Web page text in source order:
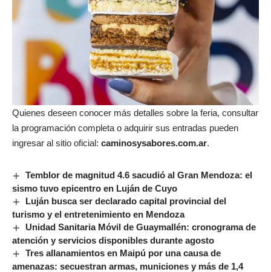
Quienes deseen conocer más detalles sobre la feria, consultar
la programación completa o adquirir sus entradas pueden
ingresar al sitio oficial: caminosysabores.com.ar.
Temblor de magnitud 4.6 sacudió al Gran Mendoza: el
sismo tuvo epicentro en Luján de Cuyo
Luján busca ser declarado capital provincial del
turismo y el entretenimiento en Mendoza
Unidad Sanitaria Móvil de Guaymallén: cronograma de
atención y servicios disponibles durante agosto
Tres allanamientos en Maipú por una causa de
amenazas: secuestran armas, municiones y más de 1,4